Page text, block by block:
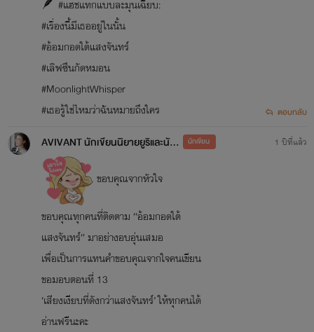
🪶 #แฮชแทกแบบละมุนเฉียบ:
#เรื่องนี้มีเธออยู่ในนั้น
#อ้อมกอดใต้แสงจันทร์
#เลิฟซึนกัดหมอน
#MoonlightWhisper
#เธอรู้ใช่ไหมว่าฉันหมายถึงใคร
ตอบกลับ
AVIVANT นักเขียนนิยายยูริและนักออกแบบ นักเขียน
ขอบคุณจากหัวใจ
ขอบคุณทุกคนที่ติดตาม “อ้อมกอดใต้
แสงจันทร์” มาอย่างอบอุ่นเสมอ
เพื่อเป็นการแทนคำขอบคุณจากใจคนเขียน
ขอมอบตอนที่ 13
‘เสียงเงียบที่ดังกว่าแสงจันทร์’ ให้ทุกคนได้
อ่านฟรีนะคะ
1 ปีที่แล้ว